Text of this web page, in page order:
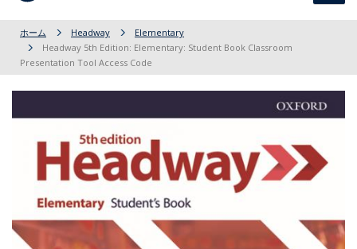
ホーム Headway
Elementary
Headway 5th Edition: Elementary: Student Book Classroom
Presentation Tool Access Code